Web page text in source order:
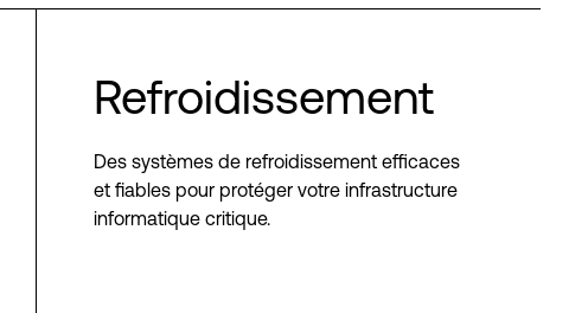
Refroidissement
Des systèmes de refroidissement efficaces
et fiables pour protéger votre infrastructure
informatique critique.